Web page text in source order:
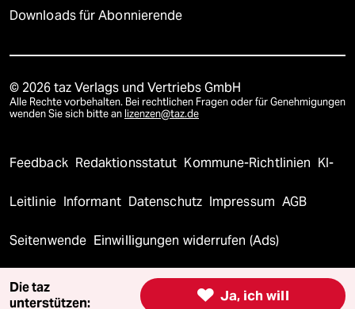
Downloads für Abonnierende
© 2026 taz Verlags und Vertriebs GmbH
Alle Rechte vorbehalten. Bei rechtlichen Fragen oder für Genehmigungen
wenden Sie sich bitte an lizenzen@taz.de
Feedback Redaktionsstatut Kommune-Richtlinien KI-
Leitlinie Informant Datenschutz Impressum AGB
Seitenwende Einwilligungen widerrufen (Ads)
 Ja, ich will
Die taz
unterstützen: